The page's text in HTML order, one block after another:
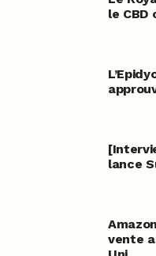
le
lance
vente